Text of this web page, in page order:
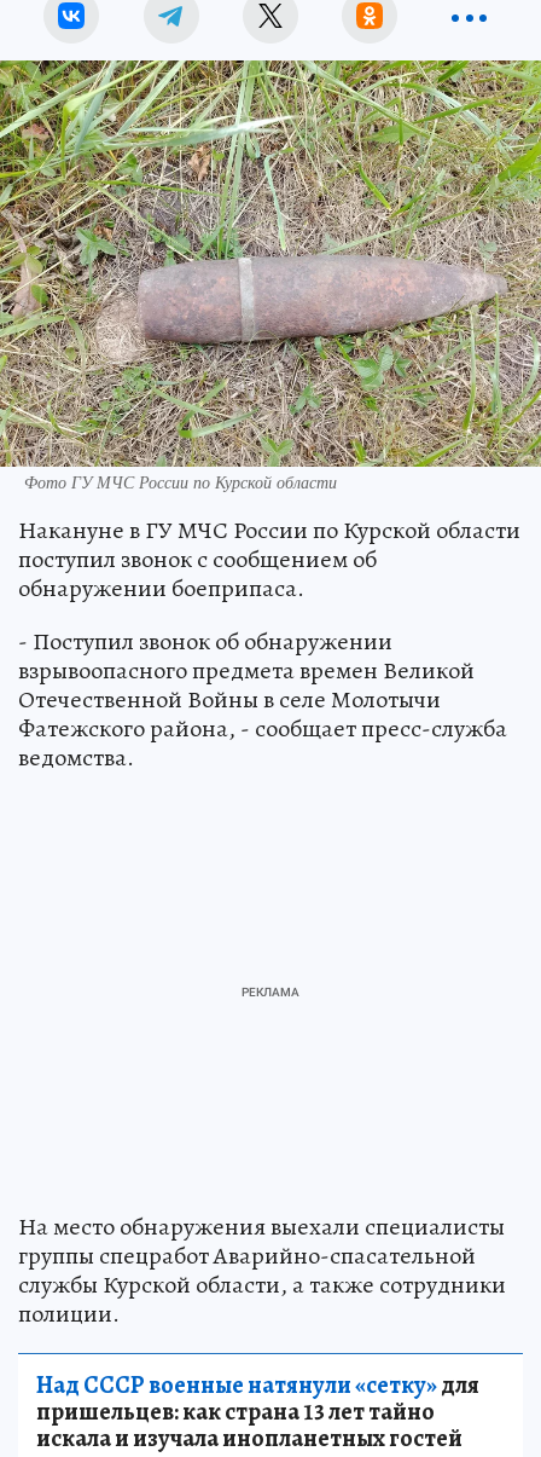
Фото ГУ МЧС России по Курской области
Накануне в ГУ МЧС России по Курской области
поступил звонок с сообщением об
обнаружении боеприпаса.
- Поступил звонок об обнаружении
взрывоопасного предмета времен Великой
Отечественной Войны в селе Молотычи
Фатежского района, - сообщает пресс-служба
ведомства.
На место обнаружения выехали специалисты
группы спецработ Аварийно-спасательной
службы Курской области, а также сотрудники
полиции.
Над СССР военные натянули «сетку»для
пришельцев: как страна 13 лет тайно
искала и изучала инопланетных гостей